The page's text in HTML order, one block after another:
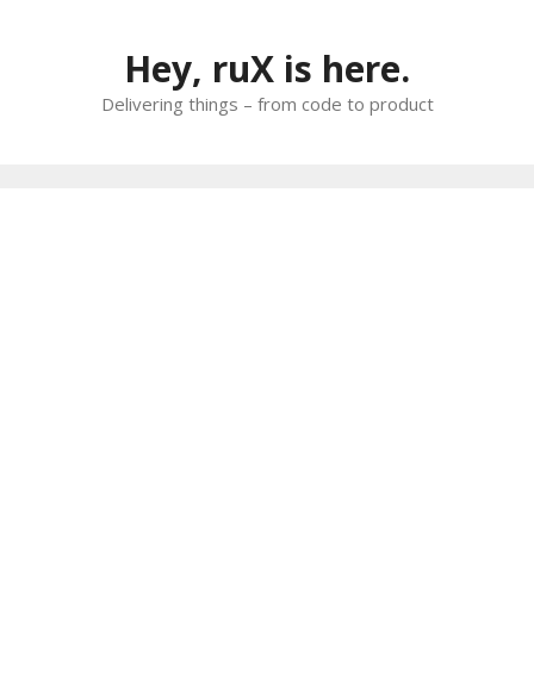
Hey, ruX is here.
Delivering things – from code to product